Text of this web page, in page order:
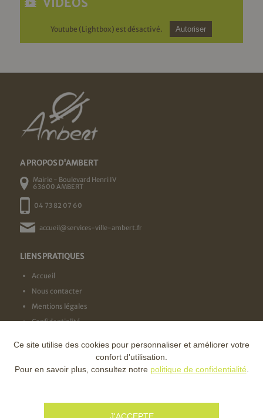
VIDÉOS
Youtube (Lightbox) est désactivé. Autoriser
A PROPOS D'AMBERT
Mairie - Boulevard Henri IV
63600 AMBERT
04 73 82 07 60
accueil@services-ville-ambert.fr
LIENS PRATIQUES
Accueil
Nous contacter
Mentions légales
Confidentialité
NOS LABELS
Ce site utilise des cookies pour personnaliser et améliorer votre
confort d'utilisation.
Pour en savoir plus, consultez notre politique de confidentialité